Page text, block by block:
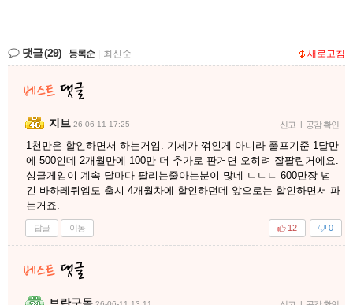
댓글(29) 등록순 최신순 새로고침
지브 26-06-11 17:25 신고 | 공감 확인
1천만은 할인하면서 하는거임. 기세가 꺾인게 아니라 풀프기준 1달만
에 500인데 2개월만에 100만 더 추가로 판거면 오히려 잘팔린거에요.
싱글게임이 계속 달마다 팔리는줄아는분이 많네 ㄷㄷㄷ 600만장 넘
긴 바하레퀴엠도 출시 4개월차에 할인하던데 앞으로는 할인하면서 파
는거죠.
답글 이동 0
12
브란구독